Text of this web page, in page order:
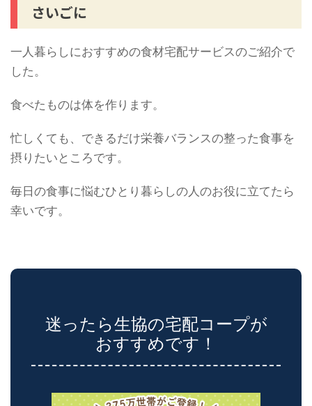
さいごに
一人暮らしにおすすめの食材宅配サービスのご紹介で
した。
食べたものは体を作ります。
忙しくても、できるだけ栄養バランスの整った食事を
摂りたいところです。
毎日の食事に悩むひとり暮らしの人のお役に立てたら
幸いです。
迷ったら生協の宅配コープが
おすすめです！